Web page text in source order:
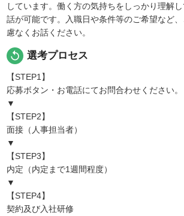
しています。働く方の気持ちをしっかり理解
話が可能です。入職日や条件等のご希望など
慮なくお話ください。
replay 選考プロセス
【STEP1】
応募ボタン・お電話にてお問合わせください。
▼
【STEP2】
面接（人事担当者）
▼
【STEP3】
内定（内定まで1週間程度）
▼
【STEP4】
契約及び入社研修